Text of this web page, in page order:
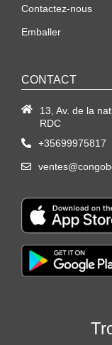
Contactez-nous
Emballer
CONTACT
13, Av. de la
RDC
+35699975817